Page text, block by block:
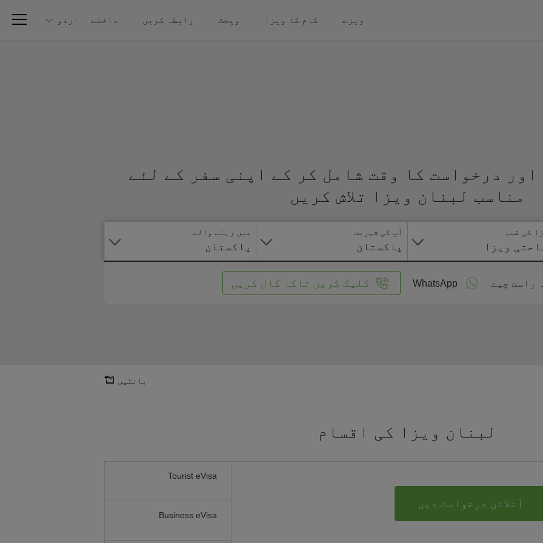
ویزے کام کا ویزا ویجٹ رابطہ کریں داخلے اردو
اور درخواست کا وقت شامل کر کے اپنی سفر کے لئے
مناسب لبنان ویزا تلاش کریں
کی قسم
ویزا
آپ کی شہریت
پاکستان
میں رہنے والے
پاکستان
راست چیٹ WhatsApp کلیک کریں تاکہ کال کریں
بانٹیں
لبنان ویزا کی اقسام
Tourist eVisa
Business eVisa
آنلائن درخواست دیں